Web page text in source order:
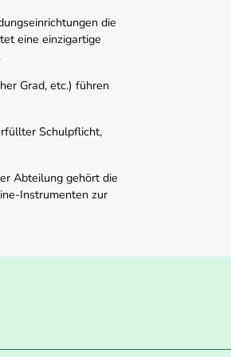
die
eine einzigartige
Grad, etc.) führen
Schulpflicht,
Abteilung gehört die
Instrumenten zur